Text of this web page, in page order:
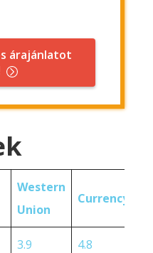
árajánlatot
Western
Union
3.9 4.8